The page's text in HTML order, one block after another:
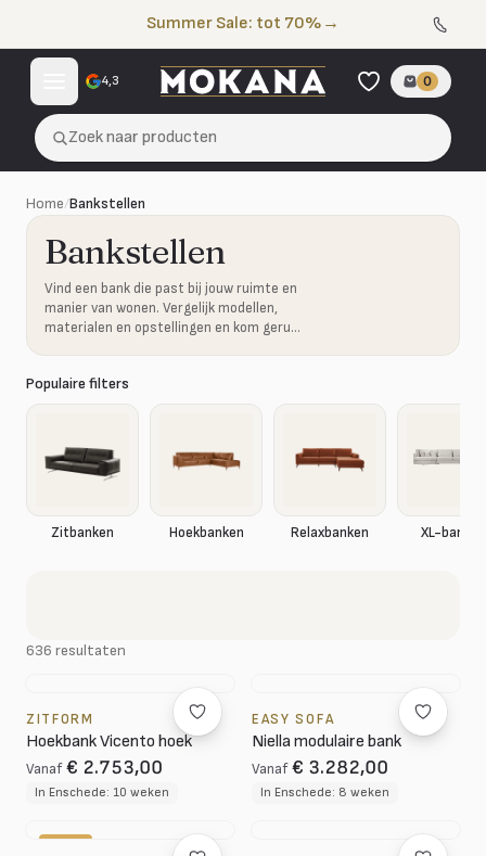
Summer Sale: tot 70% →
4,3 0
Zoek naar producten
Home/Bankstellen
Bankstellen
Vind een bank die past bij jouw ruimte en
manier van wonen. Vergelijk modellen,
materialen en opstellingen en kom gerust
Populaire filters
Zitbanken Hoekbanken Relaxbanken XL-banken
636 resultaten
ZITFORM
Hoekbank Vicento hoek
Vanaf € 2.753,00
In Enschede: 10 weken
EASY SOFA
Niella modulaire bank
Vanaf € 3.282,00
In Enschede: 8 weken